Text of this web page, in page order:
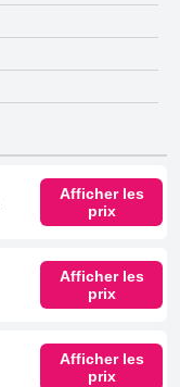
Afficher les
prix
Afficher les
prix
Afficher les
prix